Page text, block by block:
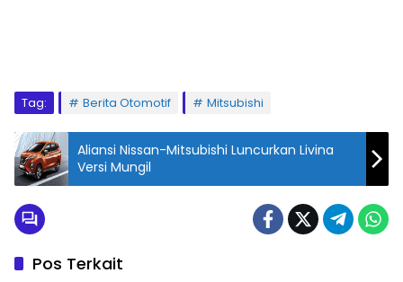
Tag: Berita Otomotif Mitsubishi
Aliansi Nissan-Mitsubishi Luncurkan Livina
Versi Mungil
Pos Terkait